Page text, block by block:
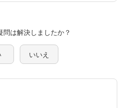
問は解決しましたか？
いいえ